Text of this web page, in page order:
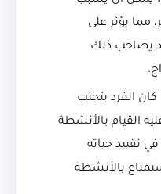
مما يؤثر على
يصاحب ذلك
كان الفرد يتجنب
القيام بالأنشطة
تقييد حياته
بالأنشطة